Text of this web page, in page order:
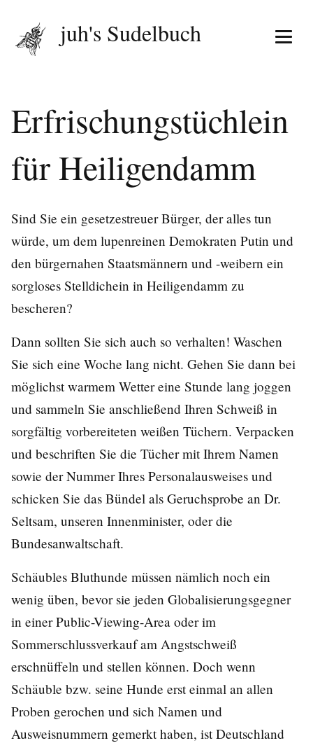
Menü
juh's Sudelbuch
Erfrischungstüchlein
für Heiligendamm
Sind Sie ein gesetzestreuer Bürger, der alles tun
würde, um dem lupenreinen Demokraten Putin und
den bürgernahen Staatsmännern und -weibern ein
sorgloses Stelldichein in Heiligendamm zu
bescheren?
Dann sollten Sie sich auch so verhalten! Waschen
Sie sich eine Woche lang nicht. Gehen Sie dann bei
möglichst warmem Wetter eine Stunde lang joggen
und sammeln Sie anschließend Ihren Schweiß in
sorgfältig vorbereiteten weißen Tüchern. Verpacken
und beschriften Sie die Tücher mit Ihrem Namen
sowie der Nummer Ihres Personalausweises und
schicken Sie das Bündel als Geruchsprobe an Dr.
Seltsam, unseren Innenminister, oder die
Bundesanwaltschaft.
Schäubles Bluthunde müssen nämlich noch ein
wenig üben, bevor sie jeden Globalisierungsgegner
in einer Public-Viewing-Area oder im
Sommerschlussverkauf am Angstschweiß
erschnüffeln und stellen können. Doch wenn
Schäuble bzw. seine Hunde erst einmal an allen
Proben gerochen und sich Namen und
Ausweisnummern gemerkt haben, ist Deutschland